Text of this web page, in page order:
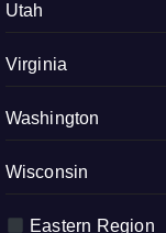
Utah
Virginia
Washington
Wisconsin
Eastern Region